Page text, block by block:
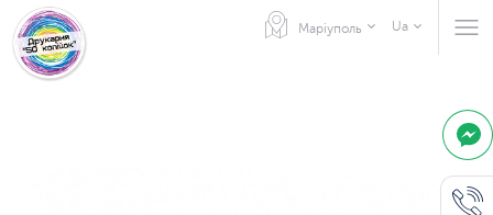
Маріуполь Ua